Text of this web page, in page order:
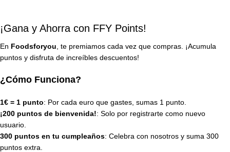
¡Gana y Ahorra con FFY Points!
En Foodsforyou , te premiamos cada vez que compras. ¡Acumula
puntos y disfruta de increíbles descuentos!
¿Cómo Funciona?
1€ = 1 punto: Por cada euro que gastes, sumas 1 punto.
¡200 puntos de bienvenida!: Solo por registrarte como nuevo
usuario.
300 puntos en tu cumpleaños: Celebra con nosotros y suma 300
puntos extra.